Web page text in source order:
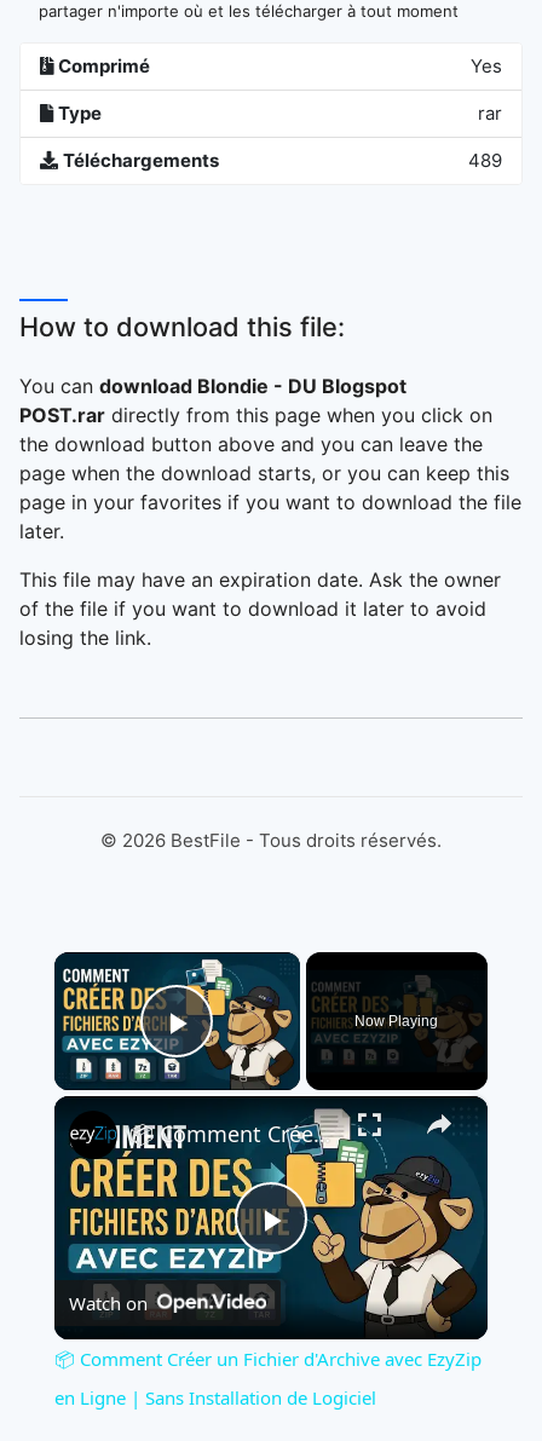
partager n'importe où et les télécharger à tout moment
Comprimé Yes
Type rar
Téléchargements 489
How to download this file:
You can download Blondie - DU Blogspot
POST.rar directly from this page when you click on
the download button above and you can leave the
page when the download starts, or you can keep this
page in your favorites if you want to download the file
later.
This file may have an expiration date. Ask the owner
of the file if you want to download it later to avoid
losing the link.
© 2026 BestFile - Tous droits réservés.
×
Play Video
Now Playing
×
Play
Video
📦 Comment Créer un Fichier d'Archive avec EzyZip en Ligne | Sans Installation de Logiciel
Watch on
📦 Comment Créer un Fichier d'Archive avec EzyZip
en Ligne | Sans Installation de Logiciel